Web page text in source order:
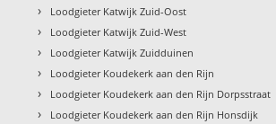
› Loodgieter Katwijk Zuid-Oost
› Loodgieter Katwijk Zuid-West
› Loodgieter Katwijk Zuidduinen
› Loodgieter Koudekerk aan den Rijn
› Loodgieter Koudekerk aan den Rijn Dorpsstraat
› Loodgieter Koudekerk aan den Rijn Honsdijk